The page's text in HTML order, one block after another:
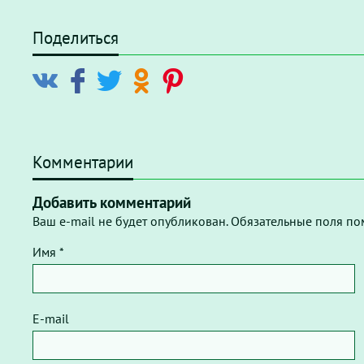
Поделиться
Комментарии
Добавить комментарий
Ваш e-mail не будет опубликован. Обязательные поля
Имя *
E-mail